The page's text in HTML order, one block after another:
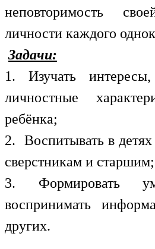
неповторимость
личности каждого
Задачи:
1. Изучать
личностные
ребёнка;
2. Воспитывать в
сверстникам и старшим;
3. Формировать
воспринимать
других.